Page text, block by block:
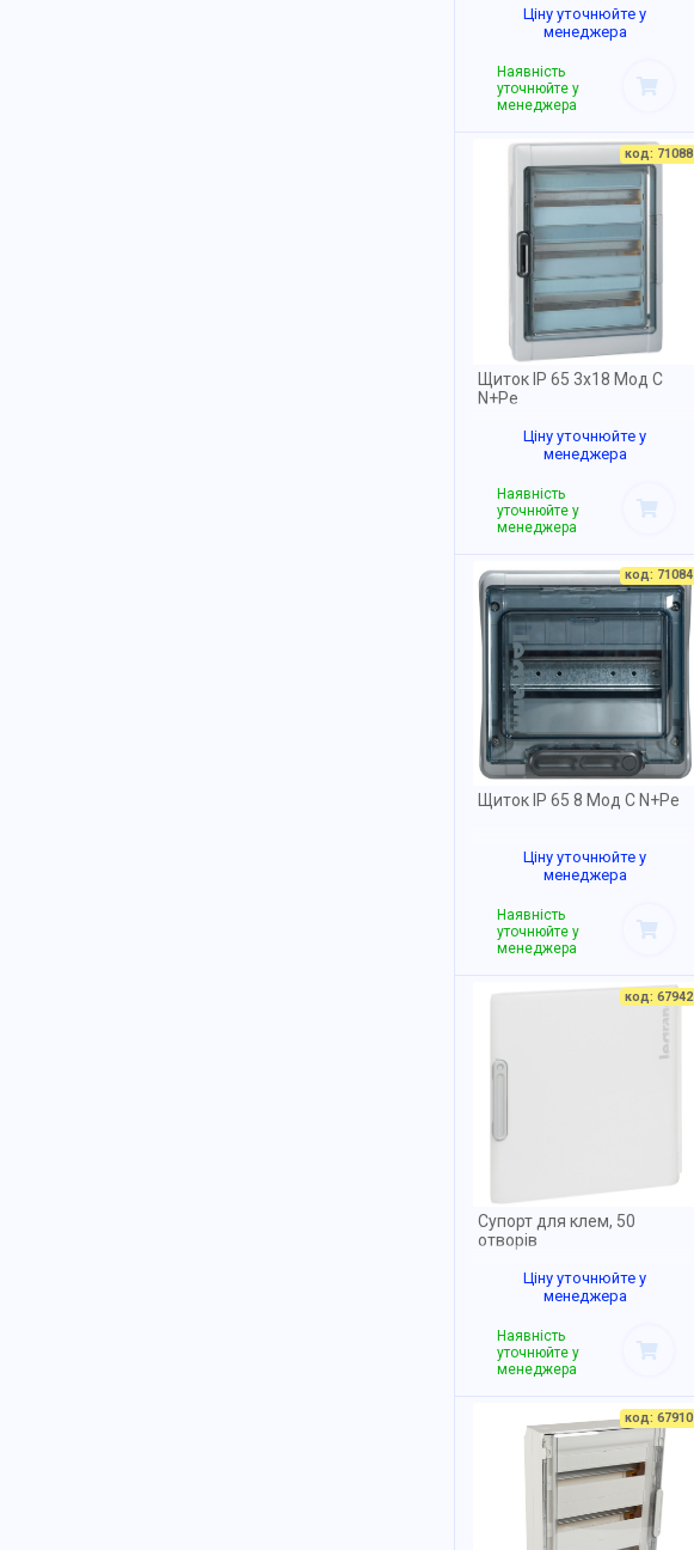
Ціну уточнюйте у
менеджера
Наявність
уточнюйте у
менеджера
код: 71088
Щиток IP 65 3x18 Мод С
N+Pe
Ціну уточнюйте у
менеджера
Наявність
уточнюйте у
менеджера
код: 71084
Щиток IP 65 8 Мод С N+Pe
Ціну уточнюйте у
менеджера
Наявність
уточнюйте у
менеджера
код: 67942
Супорт для клем, 50
отворів
Ціну уточнюйте у
менеджера
Наявність
уточнюйте у
менеджера
код: 67910